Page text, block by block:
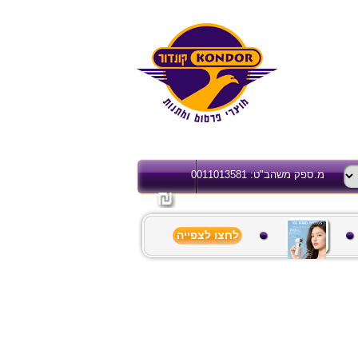
מ.ספק משהב"ט: 0011013581
לחצו לצפייה